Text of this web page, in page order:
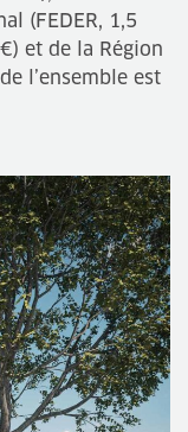
(FEDER, 1,5
et de la Région
l’ensemble est